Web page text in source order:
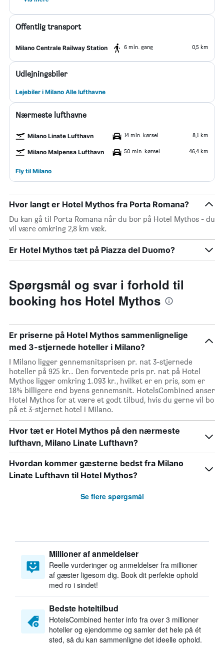
Offentlig transport
Milano Centrale Railway Station 6 min. gang 0,5 km
Udlejningsbiler
Lejebiler i Milano Alle lufthavne
Nærmeste lufthavne
Milano Linate Lufthavn 14 min. kørsel 8,1 km
Milano Malpensa Lufthavn 50 min. kørsel 46,4 km
Fly til Milano
Hvor langt er Hotel Mythos fra Porta Romana?
Du kan gå til Porta Romana når du bor på Hotel Mythos - du
vil være omkring 2,8 km væk.
Er Hotel Mythos tæt på Piazza del Duomo?
Spørgsmål og svar i forhold til
booking hos Hotel Mythos
Er priserne på Hotel Mythos sammenlignelige
med 3-stjernede hoteller i Milano?
I Milano ligger gennemsnitsprisen pr. nat 3-stjernede
hoteller på 925 kr.. Den forventede pris pr. nat på Hotel
Mythos ligger omkring 1.093 kr., hvilket er en pris, som er
18% billigere end byens gennemsnit. HotelsCombined anser
Hotel Mythos for at være et godt tilbud, hvis du gerne vil bo
på et 3-stjernet hotel i Milano.
Hvor tæt er Hotel Mythos på den nærmeste
lufthavn, Milano Linate Lufthavn?
Hvordan kommer gæsterne bedst fra Milano
Linate Lufthavn til Hotel Mythos?
Se flere spørgsmål
Millioner af anmeldelser
Reelle vurderinger og anmeldelser fra millioner
af gæster ligesom dig. Book dit perfekte ophold
med ro i sindet!
Bedste hoteltilbud
HotelsCombined henter info fra over 3 millioner
hoteller og ejendomme og samler det hele på ét
sted, så du kan sammenligne det ideelle ophold.